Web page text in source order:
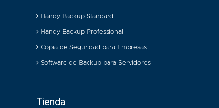
Handy Backup Standard
Handy Backup Professional
Copia de Seguridad para Empresas
Software de Backup para Servidores
Tienda